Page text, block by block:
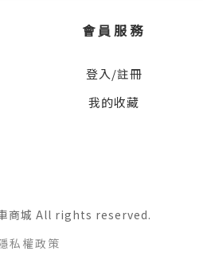
會員服務
登入/註冊
我的收藏
商城 All rights reserved.
私權政策